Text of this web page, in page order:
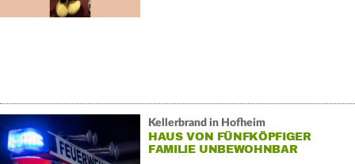
Kellerbrand in Hofheim
HAUS VON FÜNFKÖPFIGER
FAMILIE UNBEWOHNBAR